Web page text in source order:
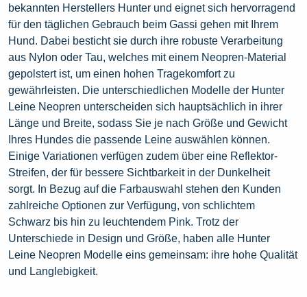
bekannten Herstellers Hunter und eignet sich hervorragend
für den täglichen Gebrauch beim Gassi gehen mit Ihrem
Hund. Dabei besticht sie durch ihre robuste Verarbeitung
aus Nylon oder Tau, welches mit einem Neopren-Material
gepolstert ist, um einen hohen Tragekomfort zu
gewährleisten. Die unterschiedlichen Modelle der Hunter
Leine Neopren unterscheiden sich hauptsächlich in ihrer
Länge und Breite, sodass Sie je nach Größe und Gewicht
Ihres Hundes die passende Leine auswählen können.
Einige Variationen verfügen zudem über eine Reflektor-
Streifen, der für bessere Sichtbarkeit in der Dunkelheit
sorgt. In Bezug auf die Farbauswahl stehen den Kunden
zahlreiche Optionen zur Verfügung, von schlichtem
Schwarz bis hin zu leuchtendem Pink. Trotz der
Unterschiede in Design und Größe, haben alle Hunter
Leine Neopren Modelle eins gemeinsam: ihre hohe Qualität
und Langlebigkeit.